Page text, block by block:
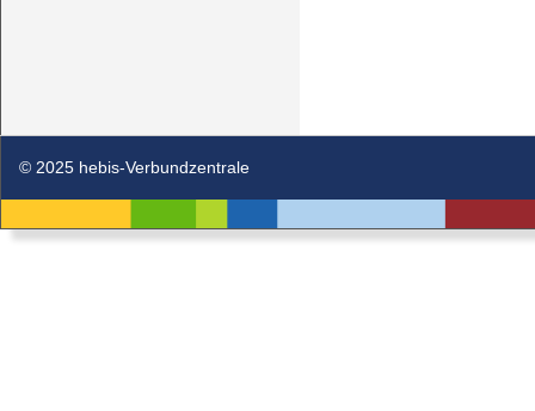
© 2025 hebis-Verbundzentrale